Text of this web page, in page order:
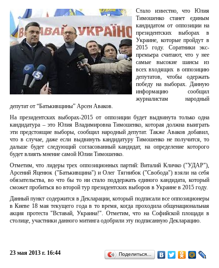
Стало известно, что Юлия
Тимошенко станет единым
кандидатом от оппозиции на
президентских выборах в
Украине, которые пройдут в
2015 году. Соратники экс-
премьера считают, что у нее
самые высокие шансы из
всех входящих в оппозицию
депутатов, чтобы одержать
победу на выборах. Данную
информацию сообщил
журналистам народный
депутат от “Батькивщины” Арсен Аваков.
На президентских выборах-2015 от оппозиции будет выдвинута только одна
кандидатура – это Юлия Владимировна Тимошенко, которая должна выиграть
эти предстоящие выборы, сообщил народный депутат. Также Аваков добавил,
что в случае, даже если выдвинуть кандидатуру Тимошенко не получится, то
дальше будет следующий согласованный кандидат, на определение которого
будет влиять мнение самой Юлии Тимошенко.
Отметим, что лидеры трех оппозиционных партий: Виталий Кличко ("УДАР"),
Арсений Яценюк ("Батькивщина") и Олег Тягнибок ("Свобода") взяли на себя
обязательства, во что бы то ни стало поддержать единого кандидата, который
сможет пробиться во второй тур президентских выборов в Украине в 2015 году.
Данный пункт содержится в Декларации, который подписали все оппозиционеры
в Киеве 18 мая текущего года в то время, когда проходила общенациональная
акция протеста "Вставай, Украина!". Отметим, что на Софийской площади в
столице, участники данного митинга одобрили эту подписанную Декларацию.
23 мая 2013 г. 16:44 Поделиться…